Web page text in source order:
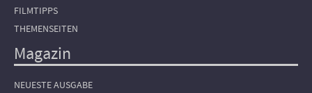
FILMTIPPS
THEMENSEITEN
Magazin
NEUESTE AUSGABE